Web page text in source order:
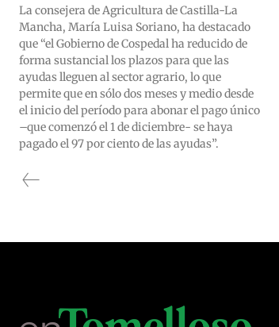
La consejera de Agricultura de Castilla-La
Mancha, María Luisa Soriano, ha destacado
que “el Gobierno de Cospedal ha reducido de
forma sustancial los plazos para que las
ayudas lleguen al sector agrario, lo que
permite que en sólo dos meses y medio desde
el inicio del período para abonar el pago único
–que comenzó el 1 de diciembre- se haya
pagado el 97 por ciento de las ayudas”.